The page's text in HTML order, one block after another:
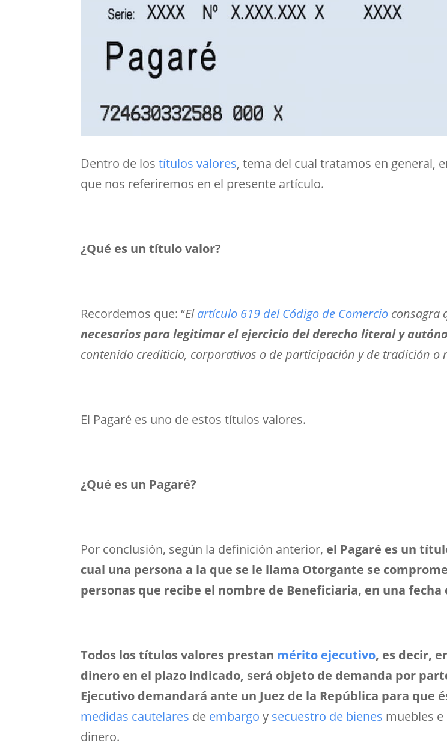
Dentro de lostítulos valores, tema del cual tratamos en general,
que nos referiremos en el presente artículo.
¿Qué es un título valor?
Recordemos que: “Elartículo 619 del Código de Comercio consagra
necesarios para legitimar el ejercicio del derecho literal y
contenido crediticio, corporativos o de participación y de tradición o
El Pagaré es uno de estos títulos valores.
¿Qué es un Pagaré?
Por conclusión, según la definición anterior, el Pagaré es un
cual una persona a la que se le llama Otorgante se
personas que recibe el nombre de Beneficiaria, en una fecha
Todos los títulos valores prestan mérito ejecutivo, es decir,
dinero en el plazo indicado, será objeto de demanda por
Ejecutivo demandará ante un Juez de la República para que
medidas cautelares de embargo y secuestro de bienes muebles
dinero.